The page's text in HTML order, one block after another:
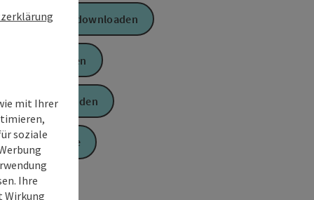
GPS Daten downloaden
PDF erstellen
Anfrage senden
Zur Website
mit Ihrer
soziale
Ihre
Wirkung